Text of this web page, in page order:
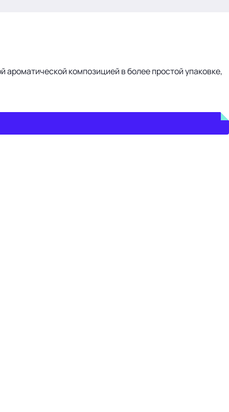
композицией в более простой упаковке,